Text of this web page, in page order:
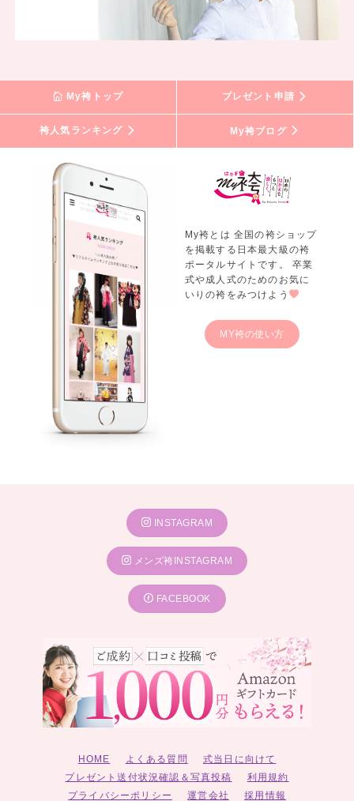
My袴トップ プレゼント申請
袴人気ランキング My袴ブログ
My袴とは 全国の袴ショップ
を掲載する日本最大級の袴
ポータルサイトです。 卒業
式や成人式のためのお気に
いりの袴をみつけよう
MY袴の使い方
INSTAGRAM
メンズ袴INSTAGRAM
FACEBOOK
HOME よくある質問
式当日に向けて
プレゼント送付状況確認＆写真投稿
利用規約
プライバシーポリシー
運営会社 採用情報